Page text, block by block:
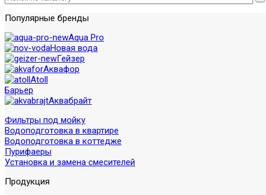
Популярные бренды
Aqua Pro
Новая вода
Гейзер
Аквафор
Atoll
Барьер
Аквабрайт
Фильтры под мойку
Водоподготовка в квартире
Водоподготовка в коттедже
Пурифаеры
Установка и замена смесителей
Продукция